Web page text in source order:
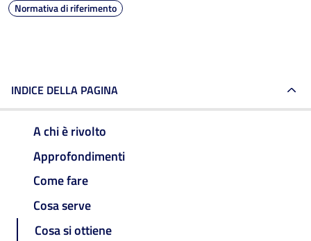
Normativa di riferimento
INDICE DELLA PAGINA
A chi è rivolto
Approfondimenti
Come fare
Cosa serve
Cosa si ottiene